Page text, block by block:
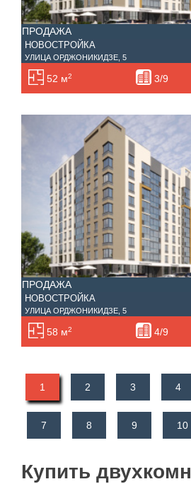
ПРОДАЖА
НОВОСТРОЙКА
УЛИЦА ОРДЖОНИКИДЗЕ, 5
52 м2 3/9
ПРОДАЖА
НОВОСТРОЙКА
УЛИЦА ОРДЖОНИКИДЗЕ, 5
58 м2 4/9
1 2 3 4
7 8 9 10
Купить